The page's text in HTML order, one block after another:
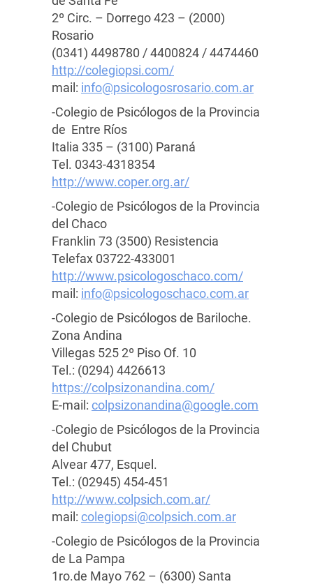
2º Circ. – Dorrego 423 – (2000)
Rosario
(0341) 4498780 / 4400824 / 4474460
http://colegiopsi.com/
mail: info@psicologosrosario.com.ar
-Colegio de Psicólogos de la Provincia
de Entre Ríos
Italia 335 – (3100) Paraná
Tel. 0343-4318354
http://www.coper.org.ar/
-Colegio de Psicólogos de la Provincia
del Chaco
Franklin 73 (3500) Resistencia
Telefax 03722-433001
http://www.psicologoschaco.com/
mail: info@psicologoschaco.com.ar
-Colegio de Psicólogos de Bariloche.
Zona Andina
Villegas 525 2º Piso Of. 10
Tel.: (0294) 4426613
https://colpsizonandina.com/
E-mail: colpsizonandina@google.com
-Colegio de Psicólogos de la Provincia
del Chubut
Alvear 477, Esquel.
Tel.: (02945) 454-451
http://www.colpsich.com.ar/
mail: colegiopsi@colpsich.com.ar
-Colegio de Psicólogos de la Provincia
de La Pampa
1ro.de Mayo 762 – (6300) Santa